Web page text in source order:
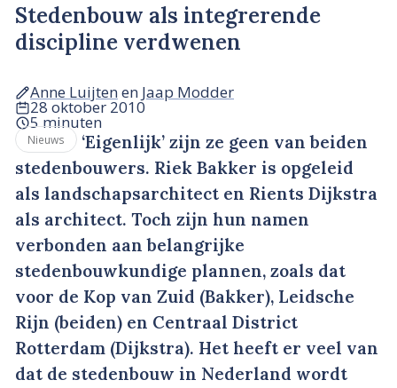
Stedenbouw als integrerende
discipline verdwenen
Anne Luijtenen Jaap Modder
28 oktober 2010
5 minuten
Nieuws
‘Eigenlijk’ zijn ze geen van beiden
stedenbouwers. Riek Bakker is opgeleid
als landschapsarchitect en Rients Dijkstra
als architect. Toch zijn hun namen
verbonden aan belangrijke
stedenbouwkundige plannen, zoals dat
voor de Kop van Zuid (Bakker), Leidsche
Rijn (beiden) en Centraal District
Rotterdam (Dijkstra). Het heeft er veel van
dat de stedenbouw in Nederland wordt